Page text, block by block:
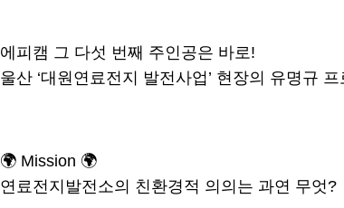
에피캠 그 다섯 번째 주인공은 바로!
울산 ‘대원연료전지 발전사업’ 현장의 유명규 프
🌍 Mission 🌍
연료전지발전소의 친환경적 의의는 과연 무엇?